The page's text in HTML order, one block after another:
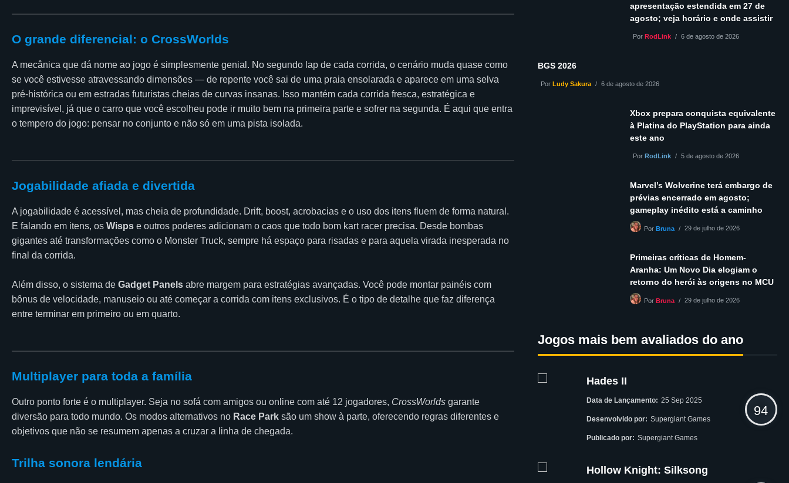
O grande diferencial: o CrossWorlds
A mecânica que dá nome ao jogo é simplesmente genial. No segundo lap de cada corrida, o cenário muda quase como
se você estivesse atravessando dimensões — de repente você sai de uma praia ensolarada e aparece em uma selva
pré-histórica ou em estradas futuristas cheias de curvas insanas. Isso mantém cada corrida fresca, estratégica e
imprevisível, já que o carro que você escolheu pode ir muito bem na primeira parte e sofrer na segunda. É aqui que entra
o tempero do jogo: pensar no conjunto e não só em uma pista isolada.
Jogabilidade afiada e divertida
A jogabilidade é acessível, mas cheia de profundidade. Drift, boost, acrobacias e o uso dos itens fluem de forma natural.
E falando em itens, os Wisps e outros poderes adicionam o caos que todo bom kart racer precisa. Desde bombas
gigantes até transformações como o Monster Truck, sempre há espaço para risadas e para aquela virada inesperada no
final da corrida.
Além disso, o sistema de Gadget Panels abre margem para estratégias avançadas. Você pode montar painéis com
bônus de velocidade, manuseio ou até começar a corrida com itens exclusivos. É o tipo de detalhe que faz diferença
entre terminar em primeiro ou em quarto.
Multiplayer para toda a família
Outro ponto forte é o multiplayer. Seja no sofá com amigos ou online com até 12 jogadores, CrossWorlds garante
diversão para todo mundo. Os modos alternativos no Race Park são um show à parte, oferecendo regras diferentes e
objetivos que não se resumem apenas a cruzar a linha de chegada.
Trilha sonora lendária
apresentação estendida em 27 de
agosto; veja horário e onde assistir
Por RodLink 6 de agosto de 2026
BGS 2026
PorLudy Sakura 6 de agosto de 2026
Xbox prepara conquista equivalente
à Platina do PlayStation para ainda
este ano
Por RodLink 5 de agosto de 2026
Marvel’s Wolverine terá embargo de
prévias encerrado em agosto;
gameplay inédito está a caminho
PorBruna 29 de julho de 2026
Primeiras críticas de Homem-
Aranha: Um Novo Dia elogiam o
retorno do herói às origens no MCU
PorBruna 29 de julho de 2026
Jogos mais bem avaliados do ano
Hades II
Data de Lançamento: 25 Sep 2025
Desenvolvido por: Supergiant Games
Publicado por: Supergiant Games
94
Hollow Knight: Silksong